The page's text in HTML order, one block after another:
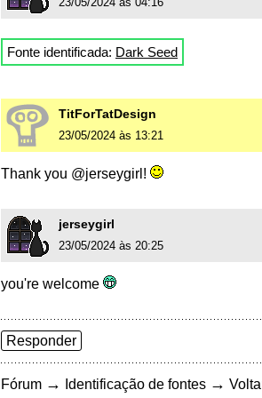
Fonte identificada: Dark Seed
TitForTatDesign
23/05/2024 às 13:21
Thank you @jerseygirl!
jerseygirl
23/05/2024 às 20:25
you're welcome
Responder
Fórum → Identificação de fontes →